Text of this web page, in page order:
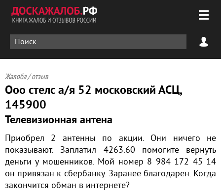
Жалоба / отзыв
Ооо стелс а/я 52 московский АСЦ,
145900
Телевизионная антена
Приобрел 2 антенны по акции. Они ничего не
показывают. Заплатил 4263.60 помогите вернуть
деньги у мошенников. Мой номер 8 984 172 45 14
он привязан к сбербанку. Заранее благодарен. Когда
закончится обман в интернете?